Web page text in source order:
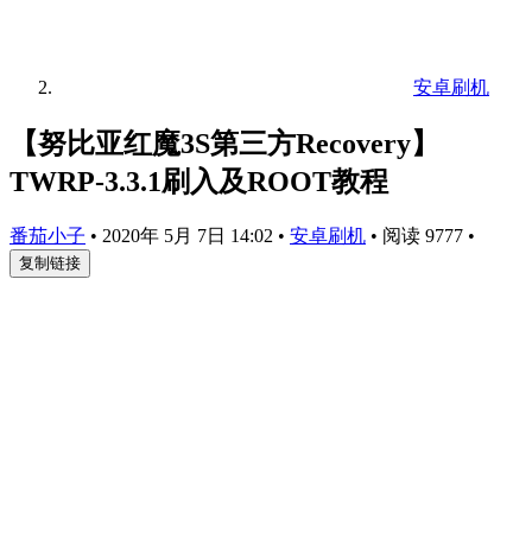
安卓刷机
【努比亚红魔3S第三方Recovery】
TWRP-3.3.1刷入及ROOT教程
番茄小子 • 2020年 5月 7日 14:02 • 安卓刷机 • 阅读 9777 •
复制链接